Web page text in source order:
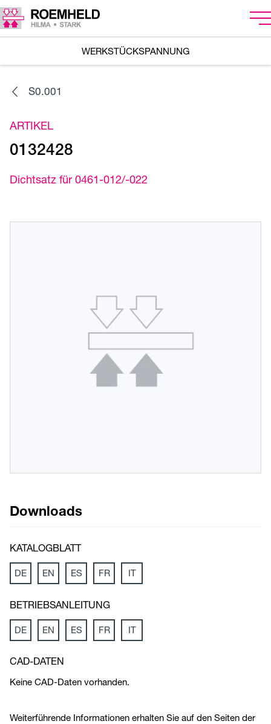
WERKSTÜCKSPANNUNG
S0.001
ARTIKEL
0132428
Dichtsatz für 0461-012/-022
Downloads
KATALOGBLATT
DE EN ES FR IT
BETRIEBSANLEITUNG
DE EN ES FR IT
CAD-DATEN
Keine CAD-Daten vorhanden.
Weiterführende Informationen erhalten Sie auf den Seiten der